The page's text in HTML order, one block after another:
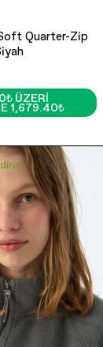
Quarter-Zip
ÜZERI
1,679.40₺